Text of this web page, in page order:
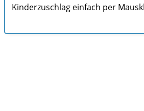
Kinderzuschlag einfach per